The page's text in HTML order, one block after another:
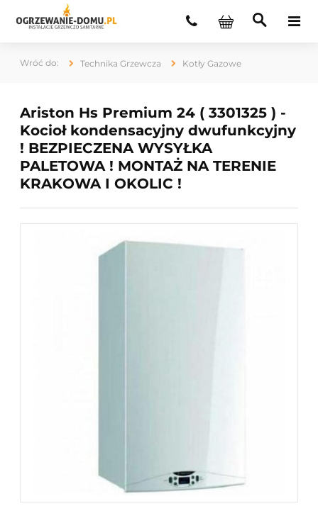
Technika Grzewcza Kotły Gazowe
Ariston Hs Premium 24 ( 3301325 ) -
Kocioł kondensacyjny dwufunkcyjny
! BEZPIECZENA WYSYŁKA
PALETOWA ! MONTAŻ NA TERENIE
KRAKOWA I OKOLIC !